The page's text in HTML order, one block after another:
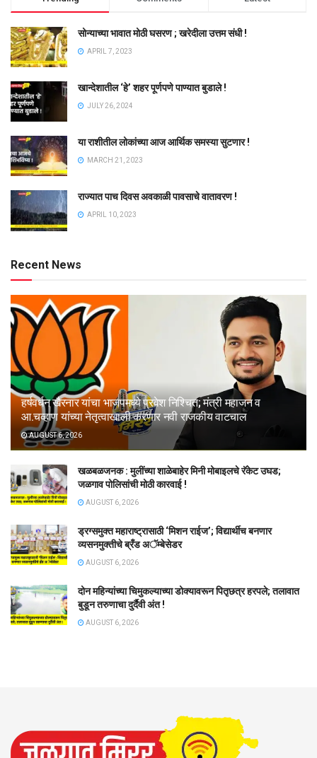
सोन्याच्या भावात मोठी घसरण ; खरेदीला उत्तम संधी !
APRIL 7, 2023
खान्देशातील ‘हे’ शहर पूर्णपणे पाण्यात बुडाले !
JULY 26, 2024
या राशीतील लोकांच्या आज आर्थिक समस्या सुटणार !
MARCH 21, 2023
राज्यात पाच दिवस अवकाळी पावसाचे वातावरण !
APRIL 10, 2023
Recent News
हर्षवर्धन खैरनार यांचा भाजपमध्ये प्रवेश निश्चित; मंत्री महाजन व
आ.चव्हाण यांच्या नेतृत्वाखाली करणार नवी राजकीय वाटचाल
AUGUST 6, 2026
खळबळजनक : मुलींच्या शाळेबाहेर मिनी मोबाइलचे रॅकेट उघड;
जळगाव पोलिसांची मोठी कारवाई !
AUGUST 6, 2026
ड्रग्समुक्त महाराष्ट्रासाठी ‘मिशन राईज’; विद्यार्थीच बनणार
व्यसनमुक्तीचे ब्रँड अॅम्बेसेडर
AUGUST 6, 2026
दोन महिन्यांच्या चिमुकल्याच्या डोक्यावरून पितृछत्र हरपले; तलावात
बुडून तरुणाचा दुर्दैवी अंत !
AUGUST 6, 2026